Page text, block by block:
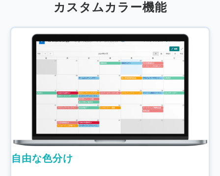
カスタムカラー機能
自由な色分け